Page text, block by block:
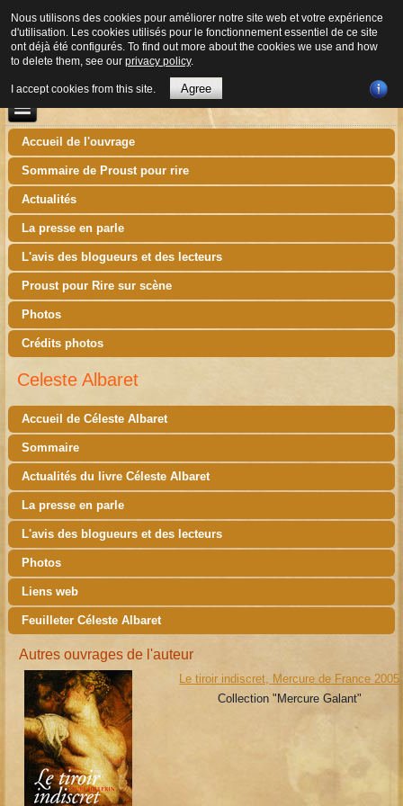
Accueil de l'ouvrage
Sommaire de Proust pour rire
Actualités
La presse en parle
L'avis des blogueurs et des lecteurs
Proust pour Rire sur scène
Photos
Crédits photos
Celeste Albaret
Accueil de Céleste Albaret
Sommaire
Actualités du livre Céleste Albaret
La presse en parle
L'avis des blogueurs et des lecteurs
Photos
Liens web
Feuilleter Céleste Albaret
Autres ouvrages de l'auteur
Le tiroir indiscret, Mercure de France 2005
Collection "Mercure Galant"
Nous utilisons des cookies pour améliorer notre site web et votre expérience
d'utilisation. Les cookies utilisés pour le fonctionnement essentiel de ce site
ont déjà été configurés. To find out more about the cookies we use and how
to delete them, see our privacy policy.
I accept cookies from this site. Agree